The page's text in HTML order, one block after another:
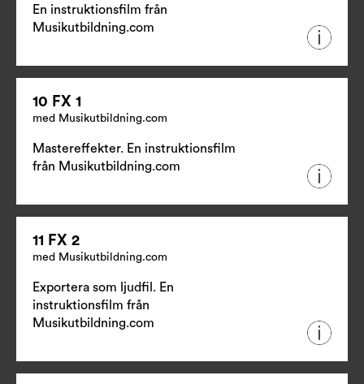
En instruktionsfilm från
Musikutbildning.com
10 FX 1
med Musikutbildning.com
Mastereffekter. En instruktionsfilm
från Musikutbildning.com
11 FX 2
med Musikutbildning.com
Exportera som ljudfil. En
instruktionsfilm från
Musikutbildning.com